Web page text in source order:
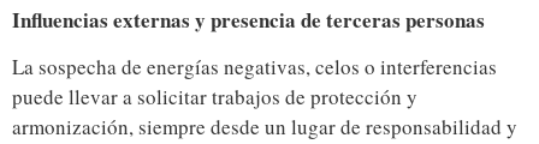
Influencias externas y presencia de terceras personas
La sospecha de energías negativas, celos o interferencias
puede llevar a solicitar trabajos de protección y
armonización, siempre desde un lugar de responsabilidad y